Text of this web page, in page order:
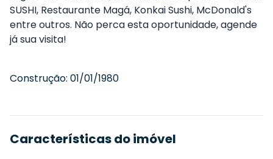
SUSHI, Restaurante Magá, Konkai Sushi, McDonald's
entre outros. Não perca esta oportunidade, agende
já sua visita!
Construção: 01/01/1980
Características do imóvel